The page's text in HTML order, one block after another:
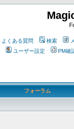
よくある質問 検索
ユーザー設定
PM確
フォーラム